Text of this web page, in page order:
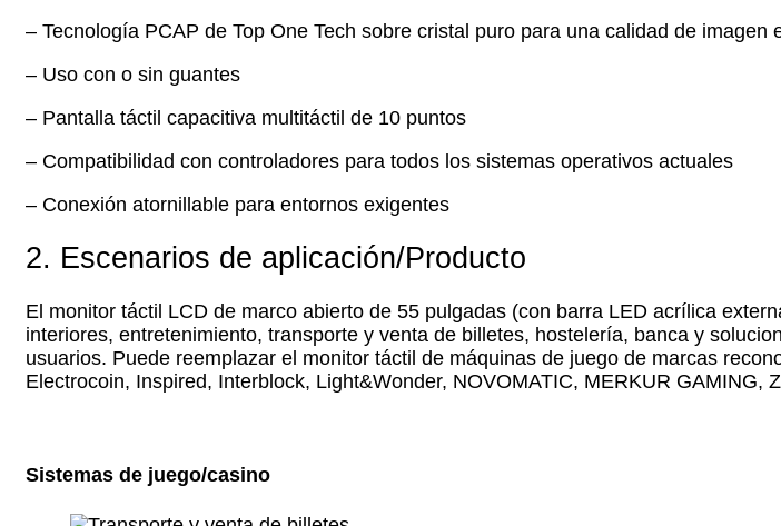
– Tecnología PCAP de Top One Tech sobre cristal puro para una calidad de imagen
– Uso con o sin guantes
– Pantalla táctil capacitiva multitáctil de 10 puntos
– Compatibilidad con controladores para todos los sistemas operativos actuales
– Conexión atornillable para entornos exigentes
2. Escenarios de aplicación/Producto
El monitor táctil LCD de marco abierto de 55 pulgadas (con barra LED acrílica
interiores, entretenimiento, transporte y venta de billetes, hostelería, banca y
usuarios. Puede reemplazar el monitor táctil de máquinas de juego de marcas
Electrocoin, Inspired, Interblock, Light&Wonder, NOVOMATIC, MERKUR GAMING,
Sistemas de juego/casino